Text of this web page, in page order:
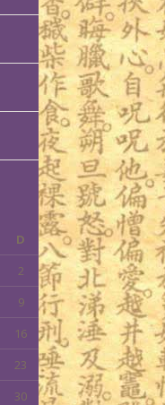
D
2
9
16
23
30